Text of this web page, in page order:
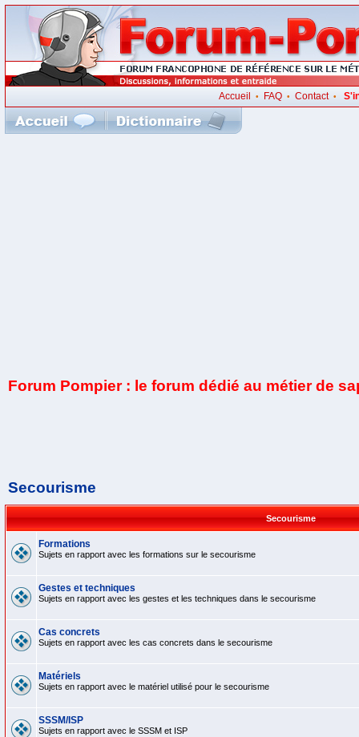
Accueil • FAQ •Contact•
Forum Pompier : le forum dédié au métier de
Secourisme
Secourisme
Formations
Sujets en rapport avec les formations sur le secourisme
Gestes et techniques
Sujets en rapport avec les gestes et les techniques dans le secourisme
Cas concrets
Sujets en rapport avec les cas concrets dans le secourisme
Matériels
Sujets en rapport avec le matériel utilisé pour le secourisme
SSSM/ISP
Sujets en rapport avec le SSSM et ISP